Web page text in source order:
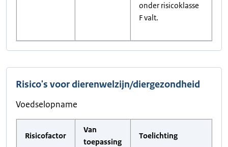
onder risicoklasse
F valt.
Risico's voor dierenwelzijn/diergezondheid
Voedselopname
Risicofactor
Van
toepassing
Toelichting